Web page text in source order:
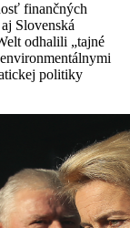
finančných
Slovenská
odhalili „tajné
politiky